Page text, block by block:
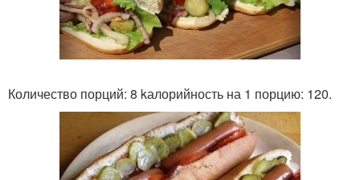
Количество порций: 8 kалорийность на 1 порцию: 120.